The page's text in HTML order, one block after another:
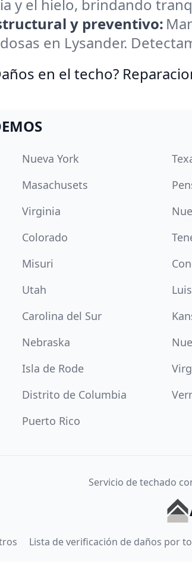
y el hielo, brindando
y preventivo:
en Lysander.
en el techo?
Nueva York
Masachusets
Virginia
Colorado
Misuri
Utah
Carolina del Sur
Nebraska
Isla de Rode
Distrito de Columbia
Puerto Rico
Servicio de techado
Lista de verificación de daños por